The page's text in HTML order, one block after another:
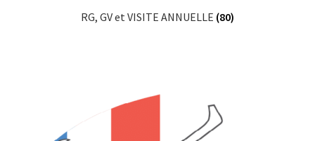
RG, GV et VISITE ANNUELLE (80)